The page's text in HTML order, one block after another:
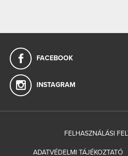
FACEBOOK
INSTAGRAM
FELHASZNÁLÁSI
ADATVÉDELMI TÁJÉKOZTATÓ